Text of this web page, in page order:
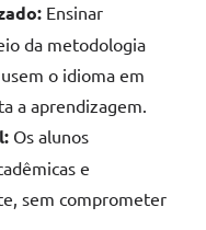
Ensinar
da metodologia
o idioma em
a aprendizagem.
Os alunos
e
sem comprometer